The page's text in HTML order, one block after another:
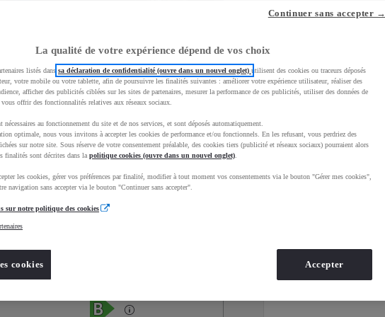
Services Concession
Occasions
La qualité de votre expérience dépend de vos choix
listés dans sa déclaration de confidentialité (ouvre dans un nouvel onglet) utilisent des cookies ou traceurs déposés
votre mobile ou votre tablette, afin de poursuivre les finalités suivantes : améliorer votre expérience utilisateur, réaliser des
afficher des publicités ciblées sur les sites de partenaires, mesurer la performance de ces publicités, utiliser des données de
offrir des fonctionnalités relatives aux réseaux sociaux.
nécessaires au fonctionnement du site et de nos services, et sont déposés automatiquement.
optimale, nous vous invitons à accepter les cookies de performance et/ou fonctionnels. En les refusant, vous perdriez des
sur notre site. Sous réserve de votre consentement préalable, des cookies tiers (publicité et réseaux sociaux) pourraient alors
finalités sont décrites dans la politique cookies (ouvre dans un nouvel onglet)
les cookies, gérer vos préférences par finalité, modifier à tout moment vos consentements via le bouton "Gérer mes cookies",
navigation sans accepter via le bouton "Continuer sans accepter".
sur notre politique des cookies
cookies
Continuer sans accepter →
Accepter